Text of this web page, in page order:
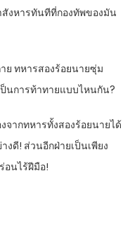
งหารทันทีที่กองทัพของมัน
ย ทหารสองร้อยนายซุ่ม
นการท้าทายแบบไหนกัน?
ากทหารทั้งสองร้อยนายได้
งดี! ส่วนอีกฝ่ายเป็นเพียง
อนไร้ฝีมือ!